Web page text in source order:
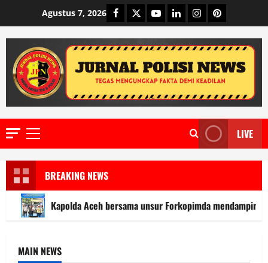
content
Agustus 7, 2026 Facebook
TwitterYoutubeLinkedinInstagramPinterest
Primary
LIVE
BREAKING NEWS
Kapolda Aceh bersama unsur Forkopimda
MAIN NEWS